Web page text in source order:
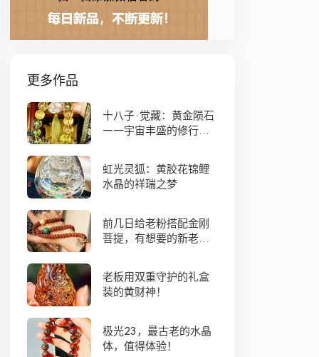
更多作品
十八子·觉藏：黄金陨石
——宇宙丰盛的修行之
虹光灵狐：黄胶花锦鲤
水晶的祥瑞之梦
前几日给老粉搭配金刚
菩提，有想要的新老
老板用双重守护的礼盒
装的黄财神！
极光23，最古老的水晶
体，值得体验！